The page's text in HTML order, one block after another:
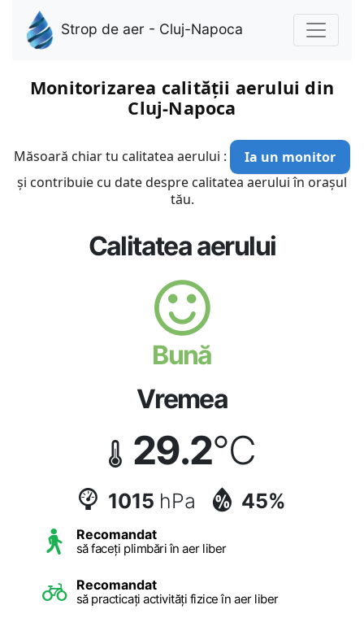
Strop de aer - Cluj-Napoca
Monitorizarea calității aerului din
Cluj-Napoca
Măsoară chiar tu calitatea aerului :
Ia un monitor
și contribuie cu date despre calitatea aerului în orașul
tău.
Calitatea aerului
Bună
Vremea
29.2°C
1015 hPa 45%
Recomandat
să faceți plimbări în aer liber
Recomandat
să practicați activități fizice în aer liber